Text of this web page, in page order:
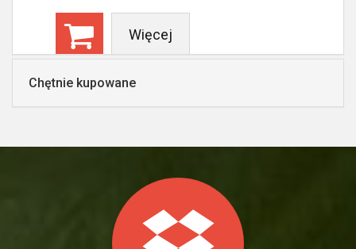
Więcej
Chętnie kupowane